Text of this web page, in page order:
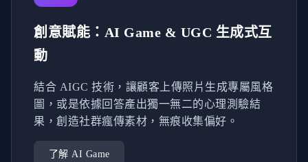
創意賦能：AI Game & UGC 生成式互
動
結合 AIGC 技術，讓顧客上傳照片生成專屬風格
圖，或是依據回答產出獨一無二的心理測驗結
果，創造社群瘋傳素材，無痕收集偏好。
了解 AI Game